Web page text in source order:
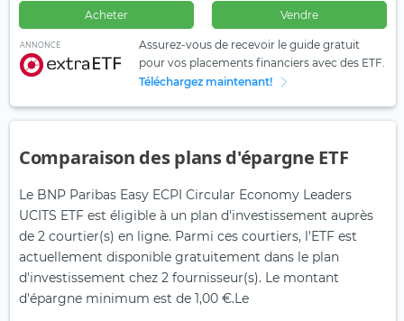
Acheter Vendre
ANNONCE
Assurez-vous de recevoir le guide gratuit
pour vos placements financiers avec des ETF.
Téléchargez maintenant!
Comparaison des plans d'épargne ETF
Le BNP Paribas Easy ECPI Circular Economy Leaders
UCITS ETF est éligible à un plan d'investissement auprès
de 2 courtier(s) en ligne. Parmi ces courtiers, l'ETF est
actuellement disponible gratuitement dans le plan
d'investissement chez 2 fournisseur(s). Le montant
d'épargne minimum est de 1,00 €.Le